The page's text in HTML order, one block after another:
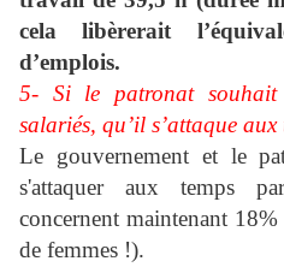
cela libèrerait
d’emplois.
5- Si le patronat
salariés, qu’il s’attaque
Le gouvernement et le
s'attaquer aux temps
concernent maintenant
de femmes !).